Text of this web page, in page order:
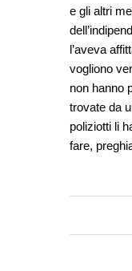
e gli altri
l’aveva
vogliono
non hanno
trovate da
poliziotti li
fare,